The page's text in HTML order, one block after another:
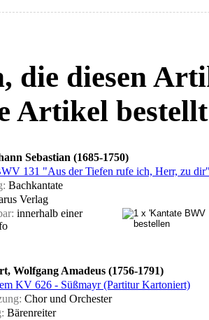
die diesen
Artikel
Sebastian (1685-1750)
131 "Aus der Tiefen rufe ich, Herr, zu
Bachkantate
Verlag
innerhalb einer
Wolfgang Amadeus (1756-1791)
KV 626 - Süßmayr (Partitur Kartoniert)
Chor und Orchester
Bärenreiter